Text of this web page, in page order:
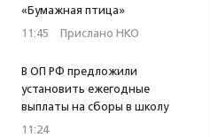
«Бумажная птица»
11:45 · Прислано НКО
В ОП РФ предложили
установить ежегодные
выплаты на сборы в школу
11:24